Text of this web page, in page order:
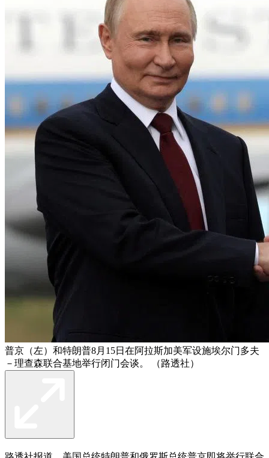
普京（左）和特朗普8月15日在阿拉斯加美军设施埃尔门多夫
－理查森联合基地举行闭门会谈。 （路透社）